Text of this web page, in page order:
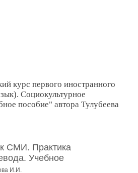
курс первого иностранного
Социокультурное
пособие" автора Тулубеева
СМИ. Практика
Учебное
И.И.